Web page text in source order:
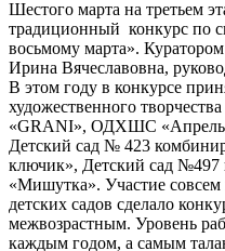
Шестого марта на третьем
традиционный конкурс по
восьмому марта».
Ирина Вячеславовна,
В этом году в конкурсе
художественного
«GRANI», ОДХШС
Детский сад № 423
ключик», Детский сад №497
«Мишутка». Участие
детских садов сделало
межвозрастным. Уровень
каждым годом, а самым